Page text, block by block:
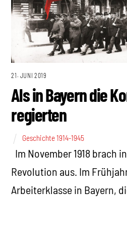
21. JUNI 2019
Als in Bayern die
regierten
Geschichte 1914-1945
Im November 1918 brach
Revolution aus. Im
Arbeiterklasse in Bayern,